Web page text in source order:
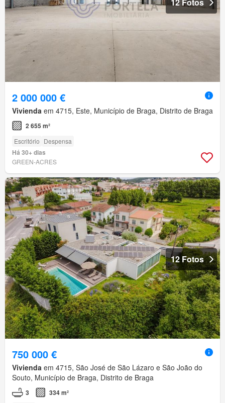
12 Fotos
2 000 000 €
Vivienda em 4715, Este, Município de Braga, Distrito de Braga
2 655 m²
Escritório Despensa
Há 30+ dias
GREEN-ACRES
12 Fotos
750 000 €
Vivienda em 4715, São José de São Lázaro e São João do
Souto, Município de Braga, Distrito de Braga
3 334 m²